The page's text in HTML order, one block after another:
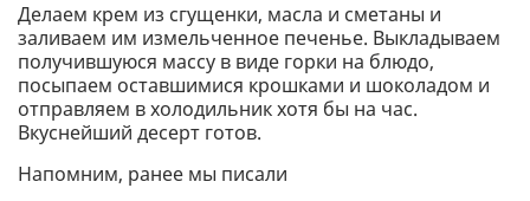
Делаем крем из сгущенки, масла и сметаны и
заливаем им измельченное печенье. Выкладываем
получившуюся массу в виде горки на блюдо,
посыпаем оставшимися крошками и шоколадом и
отправляем в холодильник хотя бы на час.
Вкуснейший десерт готов.
Напомним, ранее мы писали